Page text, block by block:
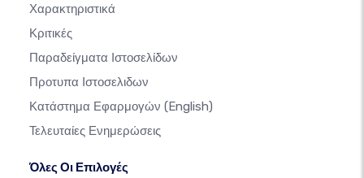
Χαρακτηριστικά
Κριτικές
Παραδείγματα Ιστοσελίδων
Προτυπα Ιστοσελιδων
Κατάστημα Εφαρμογών (English)
Τελευταίες Ενημερώσεις
Όλες Οι Επιλογές